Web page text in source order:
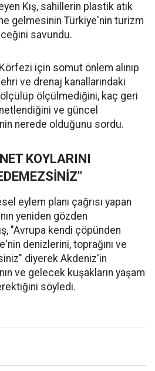
Kış, sahillerin plastik atık
gelmesinin Türkiye'nin turizm
savundu.
için somut önlem alınıp
ve drenaj kanallarındaki
ölçülmediğini, kaç geri
ve güncel
nerede olduğunu sordu.
KOYLARINI
eylem planı çağrısı yapan
yeniden gözden
"Avrupa kendi çöpünden
denizlerini, toprağını ve
diyerek Akdeniz'in
ve gelecek kuşakların yaşam
söyledi.